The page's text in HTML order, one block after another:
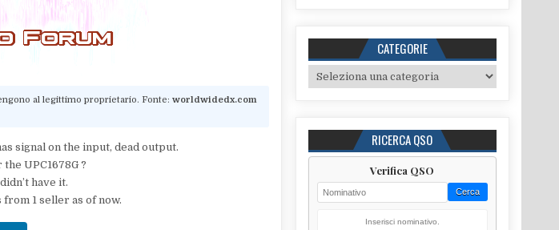
al legittimo proprietario. Fonte: worldwidedx.com
signal on the input, dead output.
UPC1678G ?
have it.
1 seller as of now.
CATEGORIE
Categorie
RICERCA QSO
Verifica QSO
Cerca
Inserisci nominativo.